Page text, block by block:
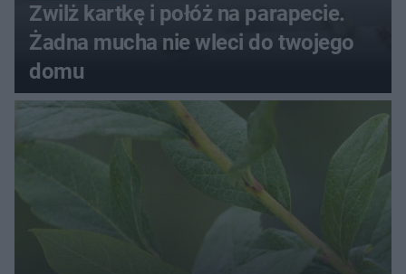
Zwilż kartkę i połóż na parapecie.
Żadna mucha nie wleci do twojego
domu